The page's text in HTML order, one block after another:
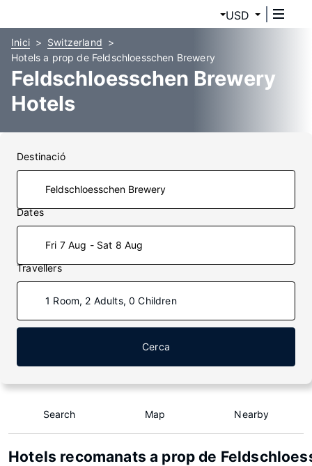
USD
Inici
Switzerland
Hotels a prop de Feldschloesschen Brewery
Feldschloesschen Brewery
Hotels
Destinació
Dates
Fri 7 Aug - Sat 8 Aug
Travellers
1 Room, 2 Adults, 0 Children
Cerca
Search Map Nearby
Hotels recomanats a prop de